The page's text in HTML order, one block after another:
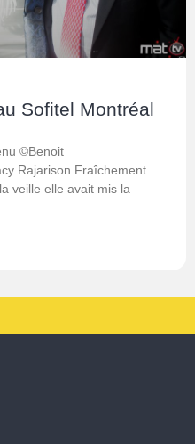
Sofitel Montréal
©Benoit
Rajarison Fraîchement
veille elle avait mis la